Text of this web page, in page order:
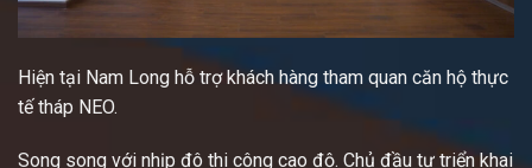
Hiện tại Nam Long hỗ trợ khách hàng tham quan căn hộ thực
tế tháp NEO.
Song song với nhịp đô thi công cao độ. Chủ đầu tư triển khai